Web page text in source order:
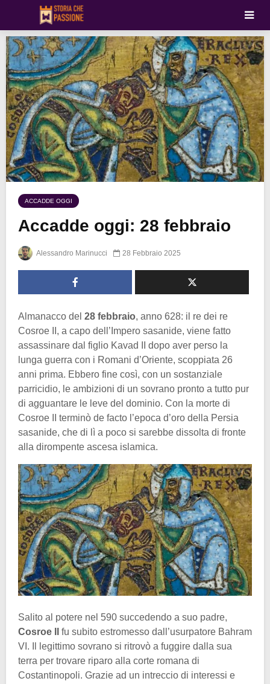
ACCADDE OGGI
Accadde oggi: 28 febbraio
Alessandro Marinucci 28 Febbraio 2025
Almanacco del 28 febbraio, anno 628: il re dei re
Cosroe II, a capo dell’Impero sasanide, viene fatto
assassinare dal figlio Kavad II dopo aver perso la
lunga guerra con i Romani d’Oriente, scoppiata 26
anni prima. Ebbero fine così, con un sostanziale
parricidio, le ambizioni di un sovrano pronto a tutto pur
di agguantare le leve del dominio. Con la morte di
Cosroe II terminò de facto l’epoca d’oro della Persia
sasanide, che di lì a poco si sarebbe dissolta di fronte
alla dirompente ascesa islamica.
Salito al potere nel 590 succedendo a suo padre,
Cosroe II
fu subito estromesso dall’usurpatore Bahram
VI. Il legittimo sovrano si ritrovò a fuggire dalla sua
terra per trovare riparo alla corte romana di
Costantinopoli. Grazie ad un intreccio di interessi e